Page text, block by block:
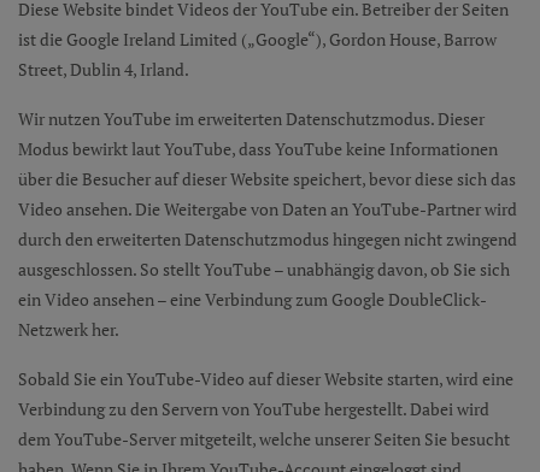
Diese Website bindet Videos der YouTube ein. Betreiber der Seiten
ist die Google Ireland Limited („Google“), Gordon House, Barrow
Street, Dublin 4, Irland.
Wir nutzen YouTube im erweiterten Datenschutzmodus. Dieser
Modus bewirkt laut YouTube, dass YouTube keine Informationen
über die Besucher auf dieser Website speichert, bevor diese sich das
Video ansehen. Die Weitergabe von Daten an YouTube-Partner wird
durch den erweiterten Datenschutzmodus hingegen nicht zwingend
ausgeschlossen. So stellt YouTube – unabhängig davon, ob Sie sich
ein Video ansehen – eine Verbindung zum Google DoubleClick-
Netzwerk her.
Sobald Sie ein YouTube-Video auf dieser Website starten, wird eine
Verbindung zu den Servern von YouTube hergestellt. Dabei wird
dem YouTube-Server mitgeteilt, welche unserer Seiten Sie besucht